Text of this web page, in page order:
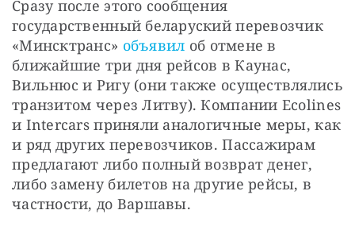
Сразу после этого сообщения
государственный беларуский перевозчик
«Минсктранс» объявил об отмене в
ближайшие три дня рейсов в Каунас,
Вильнюс и Ригу (они также осуществлялись
транзитом через Литву). Компании Ecolines
и Intercars приняли аналогичные меры, как
и ряд других перевозчиков. Пассажирам
предлагают либо полный возврат денег,
либо замену билетов на другие рейсы, в
частности, до Варшавы.